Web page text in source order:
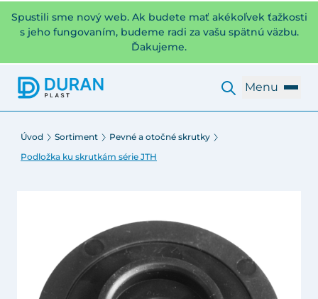
Spustili sme nový web. Ak budete mať akékoľvek ťažkosti
s jeho fungovaním, budeme radi za vašu spätnú väzbu.
Ďakujeme.
Menu
Úvod Sortiment
Pevné a otočné skrutky
Podložka ku skrutkám série JTH